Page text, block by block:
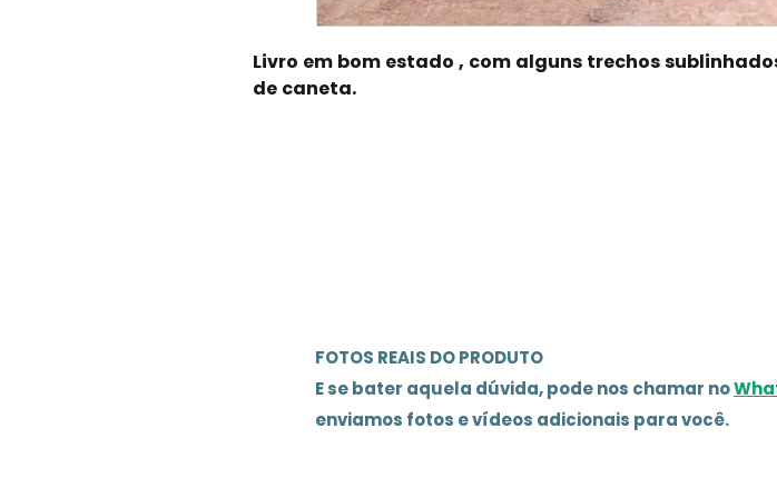
Livro em bom estado , com alguns trechos
de caneta.
FOTOS REAIS DO PRODUTO
E se bater aquela dúvida, pode nos chamar no
enviamos fotos e vídeos adicionais para você.